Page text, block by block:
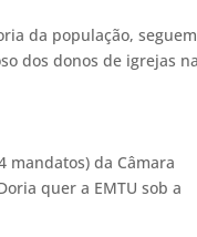
da população, seguem
dos donos de igrejas na
mandatos) da Câmara
quer a EMTU sob a